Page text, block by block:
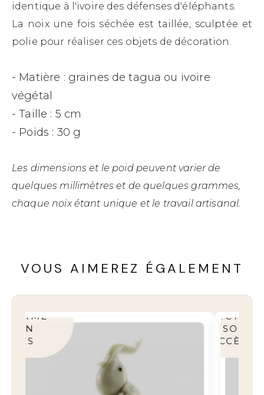
identique à l'ivoire des défenses d'éléphants.
La noix une fois séchée est taillée, sculptée et
polie pour réaliser ces objets de décoration.
- Matière : graines de tagua ou ivoire
végétal
- Taille : 5 cm
- Poids : 30 g
Les dimensions et le poid peuvent varier de
quelques millimètres et de quelques grammes,
chaque noix étant unique et le travail artisanal.
VOUS AIMEREZ ÉGALEMENT